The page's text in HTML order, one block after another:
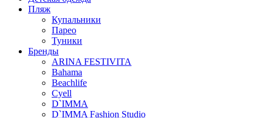
Пляж
Купальники
Парео
Туники
Бренды
ARINA FESTIVITA
Bahama
Beachlife
Cyell
D`IMMA
D`IMMA Fashion Studio